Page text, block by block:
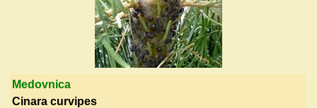
Medovnica
Cinara curvipes